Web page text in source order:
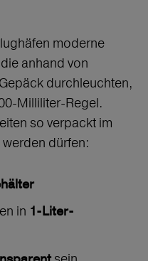
moderne
anhand von
durchleuchten,
Milliliter-Regel.
so verpackt im
dürfen:
in 1-Liter-